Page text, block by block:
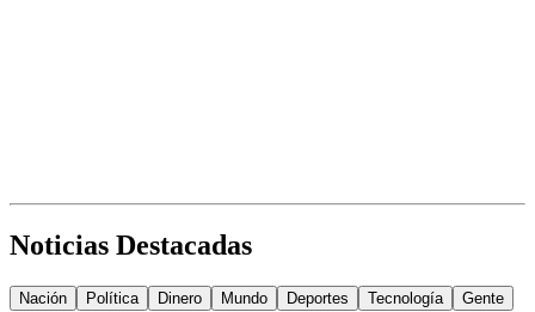
Noticias Destacadas
Nación Política Dinero Mundo Deportes Tecnología Gente